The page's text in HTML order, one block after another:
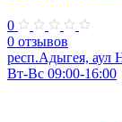
0
0 отзывов
респ.Адыгея, аул
Вт-Вс 09:00-16:00